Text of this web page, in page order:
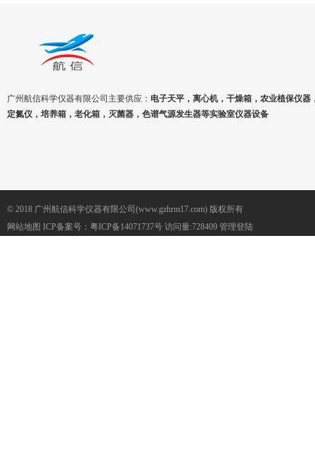
广州航信科学仪器有限公司主要供应： 电子天平，离心机，干燥箱，农业植保仪器
定氮仪，培养箱，老化箱，灭菌器，色谱气源发生器等实验室仪器设备
© 2018 广州航信科学仪器有限公司(www.gzhrm17.com) 版权所有
网站地图 ICP备案号： 粤ICP备14071737号 访问量:728409 管理登陆